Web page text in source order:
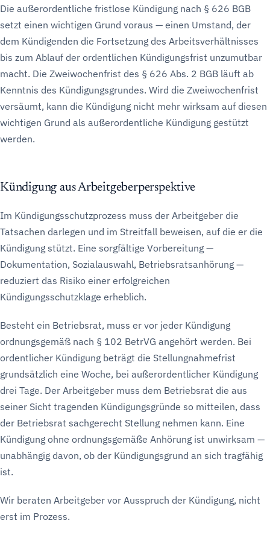
Die außerordentliche fristlose Kündigung nach § 626 BGB
setzt einen wichtigen Grund voraus — einen Umstand, der
dem Kündigenden die Fortsetzung des Arbeitsverhältnisses
bis zum Ablauf der ordentlichen Kündigungsfrist unzumutbar
macht. Die Zweiwochenfrist des § 626 Abs. 2 BGB läuft ab
Kenntnis des Kündigungsgrundes. Wird die Zweiwochenfrist
versäumt, kann die Kündigung nicht mehr wirksam auf diesen
wichtigen Grund als außerordentliche Kündigung gestützt
werden.
Kündigung aus Arbeitgeberperspektive
Im Kündigungsschutzprozess muss der Arbeitgeber die
Tatsachen darlegen und im Streitfall beweisen, auf die er die
Kündigung stützt. Eine sorgfältige Vorbereitung —
Dokumentation, Sozialauswahl, Betriebsratsanhörung —
reduziert das Risiko einer erfolgreichen
Kündigungsschutzklage erheblich.
Besteht ein Betriebsrat, muss er vor jeder Kündigung
ordnungsgemäß nach § 102 BetrVG angehört werden. Bei
ordentlicher Kündigung beträgt die Stellungnahmefrist
grundsätzlich eine Woche, bei außerordentlicher Kündigung
drei Tage. Der Arbeitgeber muss dem Betriebsrat die aus
seiner Sicht tragenden Kündigungsgründe so mitteilen, dass
der Betriebsrat sachgerecht Stellung nehmen kann. Eine
Kündigung ohne ordnungsgemäße Anhörung ist unwirksam —
unabhängig davon, ob der Kündigungsgrund an sich tragfähig
ist.
Wir beraten Arbeitgeber vor Ausspruch der Kündigung, nicht
erst im Prozess.